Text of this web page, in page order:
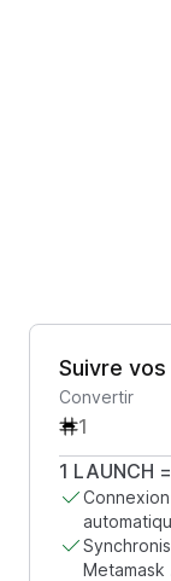
Suivre
Convertir
1 LAUNCH =
Metamask